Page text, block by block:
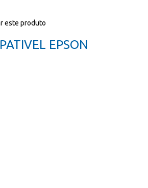
este produto
EPSON